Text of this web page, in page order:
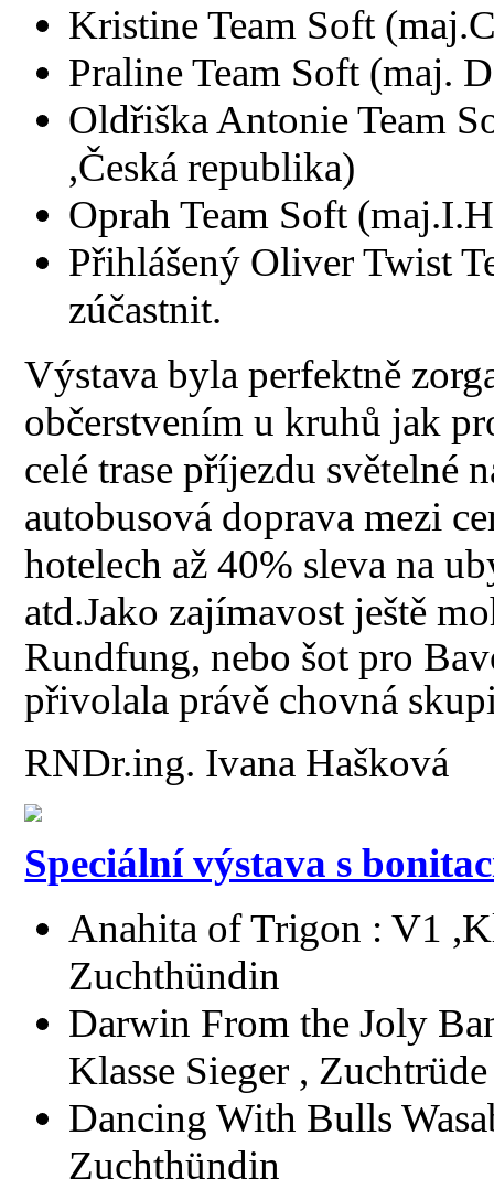
Kristine Team Soft
Praline Team Soft (maj.
Oldřiška Antonie Team
,Česká republika)
Oprah Team Soft
Přihlášený Oliver Twist
zúčastnit.
Výstava byla perfektně
občerstvením u kruhů jak
celé trase příjezdu
autobusová doprava mezi
hotelech až 40% sleva na
atd.Jako zajímavost ještě
Rundfung, nebo šot pro
přivolala právě chovná
RNDr.ing. Ivana Hašková
Speciální výstava s
Anahita of Trigon : V1
Zuchthündin
Darwin From the Joly
Klasse Sieger , Zuchtrüde
Dancing With Bulls
Zuchthündin